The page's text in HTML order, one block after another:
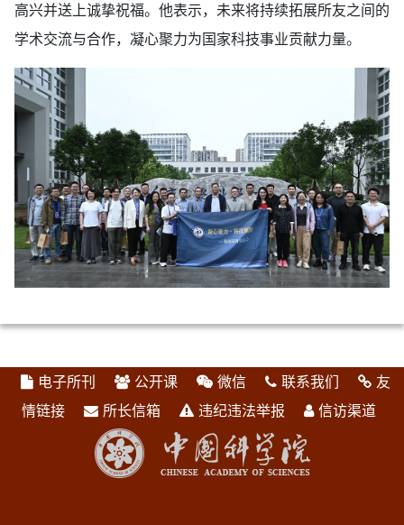
高兴并送上诚挚祝福。他表示，未来将持续拓展所友之间的
学术交流与合作，凝心聚力为国家科技事业贡献力量。
电子所刊 公开课 微信 联系我们
友
情链接
所长信箱 违纪违法举报 信访渠道